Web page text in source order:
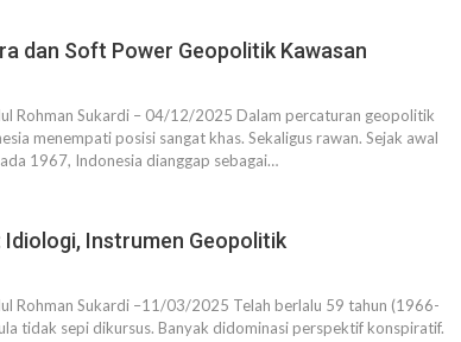
dan Soft Power Geopolitik Kawasan
Rohman Sukardi – 04/12/2025 Dalam percaturan geopolitik
menempati posisi sangat khas. Sekaligus rawan. Sejak awal
1967, Indonesia dianggap sebagai…
Idiologi, Instrumen Geopolitik
Rohman Sukardi –11/03/2025 Telah berlalu 59 tahun (1966-
tidak sepi dikursus. Banyak didominasi perspektif konspiratif.